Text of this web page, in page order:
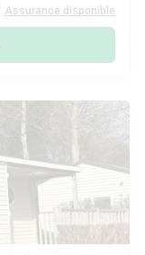
Assurance disponible